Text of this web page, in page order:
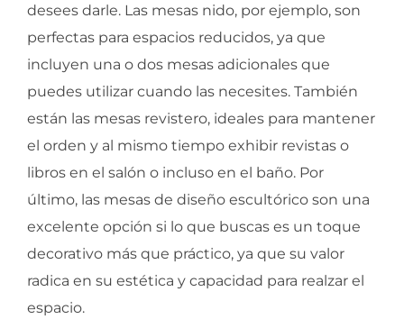
desees darle. Las mesas nido, por ejemplo, son
perfectas para espacios reducidos, ya que
incluyen una o dos mesas adicionales que
puedes utilizar cuando las necesites. También
están las mesas revistero, ideales para mantener
el orden y al mismo tiempo exhibir revistas o
libros en el salón o incluso en el baño. Por
último, las mesas de diseño escultórico son una
excelente opción si lo que buscas es un toque
decorativo más que práctico, ya que su valor
radica en su estética y capacidad para realzar el
espacio.